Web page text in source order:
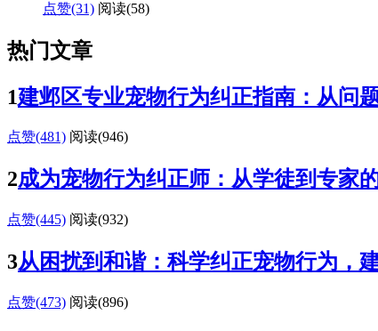
点赞(31) 阅读(58)
热门文章
1建邺区专业宠物行为纠正指南：从问
点赞(481) 阅读(946)
2成为宠物行为纠正师：从学徒到专家
点赞(445) 阅读(932)
3从困扰到和谐：科学纠正宠物行为，
点赞(473) 阅读(896)